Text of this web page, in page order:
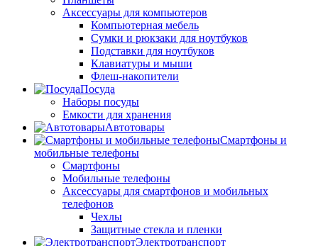
Аксессуары для компьютеров
Компьютерная мебель
Сумки и рюкзаки для ноутбуков
Подставки для ноутбуков
Клавиатуры и мыши
Флеш-накопители
Посуда
Наборы посуды
Емкости для хранения
Автотовары
Смартфоны и
мобильные телефоны
Смартфоны
Мобильные телефоны
Аксессуары для смартфонов и мобильных
телефонов
Чехлы
Защитные стекла и пленки
Электротранспорт